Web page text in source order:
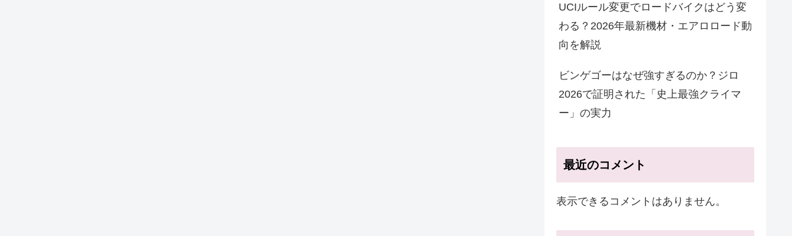
UCIルール変更でロードバイクはどう変
わる？2026年最新機材・エアロロード動
向を解説
ビンゲゴーはなぜ強すぎるのか？ジロ
2026で証明された「史上最強クライマ
ー」の実力
最近のコメント
表示できるコメントはありません。